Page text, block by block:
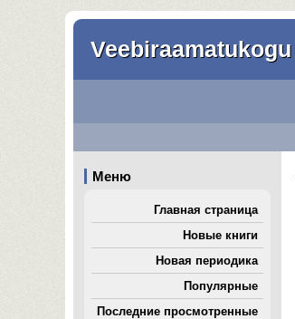
Veebiraamatukogu
Меню
Главная страница
Новые книги
Новая периодика
Популярные
Последние просмотренные